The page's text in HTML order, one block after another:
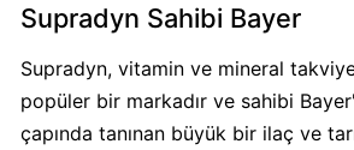
Burger
Kimin
Sahibi
Kim?
Supradyn Sahibi Bayer
Supradyn, vitamin ve mineral
popüler bir markadır ve sahibi
çapında tanınan büyük bir ilaç ve